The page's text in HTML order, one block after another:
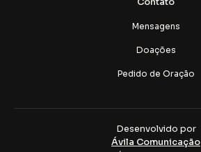
Mensagens
Doações
Pedido de Oração
Desenvolvido por
Ávila Comunicação